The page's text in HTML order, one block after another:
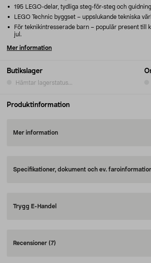
Butikslager
Hämtar lagerstatus...
195 LEGO-delar, tydliga steg-för-steg och
LEGO Technic byggset – uppslukande tekniska
För teknikintresserade barn – populär present till
jul.
Mer information
Produktinformation
Mer information
Specifikationer, dokument och ev.
Trygg E-Handel
Recensioner (7)